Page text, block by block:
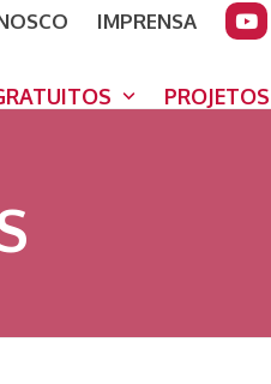
IMPRENSA
PROJETOS